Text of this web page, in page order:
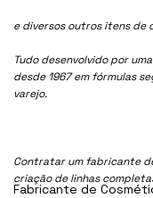
e diversos outros itens de
Tudo desenvolvido por
desde 1967 em fórmulas
varejo.
Contratar um fabricante
criação de linhas
Fabricante de